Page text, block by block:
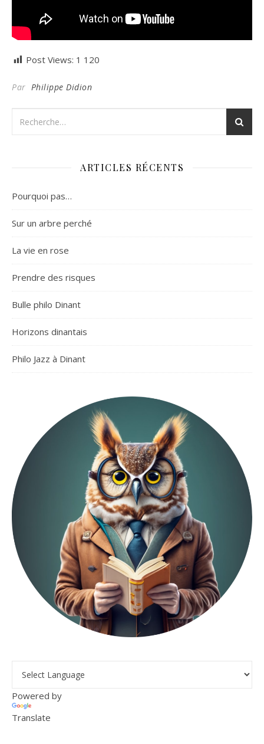
Post Views: 1 120
Par Philippe Didion
ARTICLES RÉCENTS
Pourquoi pas…
Sur un arbre perché
La vie en rose
Prendre des risques
Bulle philo Dinant
Horizons dinantais
Philo Jazz à Dinant
Powered by
Translate